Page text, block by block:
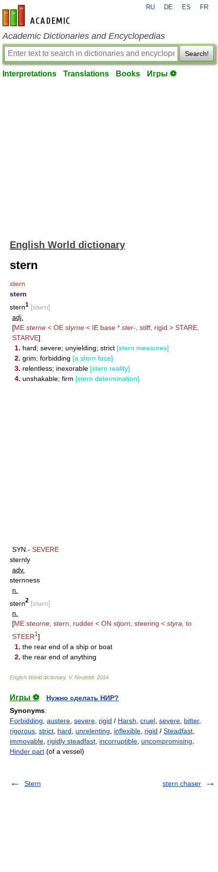
en-academic.com
RU DE ES FR
Academic Dictionaries and Encyclopedias
Search!
Interpretations Translations Books Игры ⚽
English World dictionary
stern
stern
stern
stern1 [stʉrn]
adj.
[ME sterne < OE styrne < IE base * ster-, stiff, rigid > STARE
STARVE]
1. hard; severe; unyielding; strict [stern measures]
2. grim; forbidding [a stern face]
3. relentless; inexorable [stern reality]
4. unshakable; firm [stern determination]
SYN.- SEVERE
sternly
adv.
sternness
n.
stern2 [stʉrn]
n.
[ME steorne, stern, rudder < ON stjorn, steering < styra, to
STEER1 ]
1. the rear end of a ship or boat
2. the rear end of anything
English World dictionary. V. Neufeldt. 2014
Игры ⚽
Нужно сделать НИР?
Synonyms:
Forbidding austere severe rigid / Harsh cruel severe bitter,
rigorous strict hard unrelenting inflexible rigid / Steadfast
immovable rigidly steadfast incorruptible uncompromising
Hinder part (of a vessel)
Stern stern chaser